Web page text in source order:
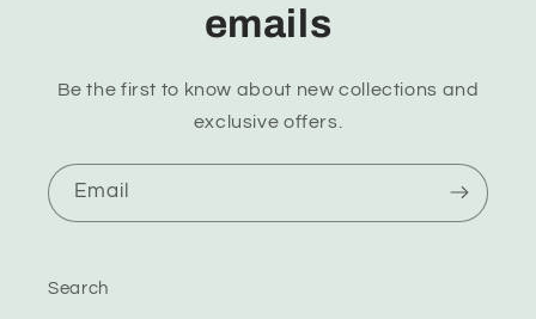
emails
Be the first to know about new collections and
exclusive offers.
Email
Search